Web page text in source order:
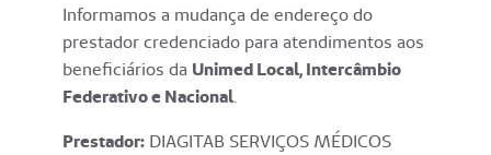
Informamos a mudança de endereço do
prestador credenciado para atendimentos aos
beneficiários da Unimed Local, Intercâmbio
Federativo e Nacional.
Prestador: DIAGITAB SERVIÇOS MÉDICOS